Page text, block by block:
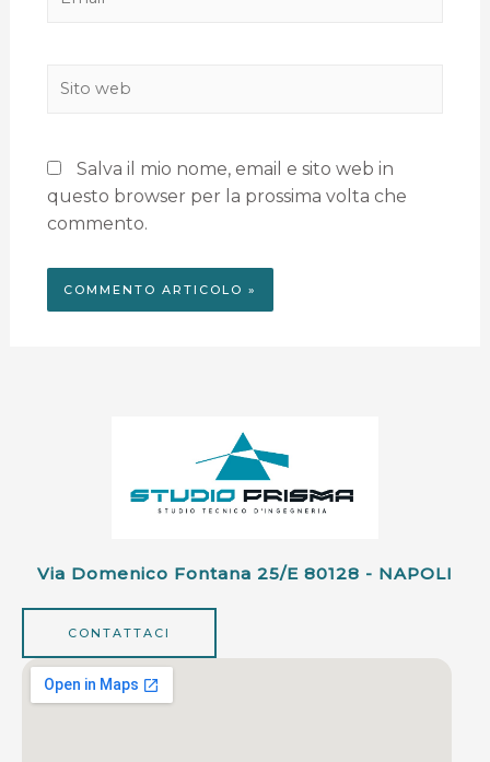
Salva il mio nome, email e sito web in
questo browser per la prossima volta che
commento.
Via Domenico Fontana 25/e 80128 - NAPOLI
CONTATTACI